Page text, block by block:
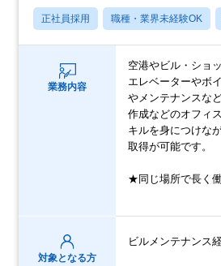
正社員採用 職種・業界未経験OK
業務内容
空港やビル・ショ
エレベーターやボ
やメンテナンスな
作成などのオフィ
キルを身につけな
取得が可能です。
★同じ場所で長く
対象となる方
ビルメンテナンス